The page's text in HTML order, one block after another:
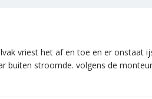
vriest het af en toe en er onstaat
buiten stroomde. volgens de